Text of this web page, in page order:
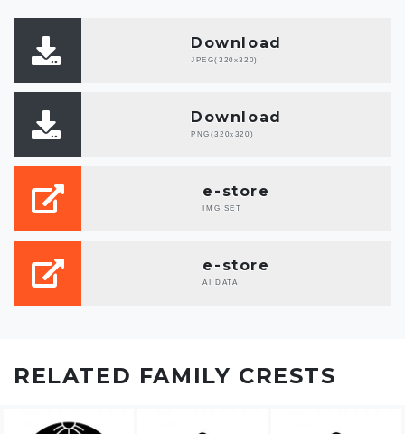
Download
JPEG(320x320)
Download
PNG(320x320)
e-store
IMG SET
e-store
AI DATA
RELATED FAMILY CRESTS